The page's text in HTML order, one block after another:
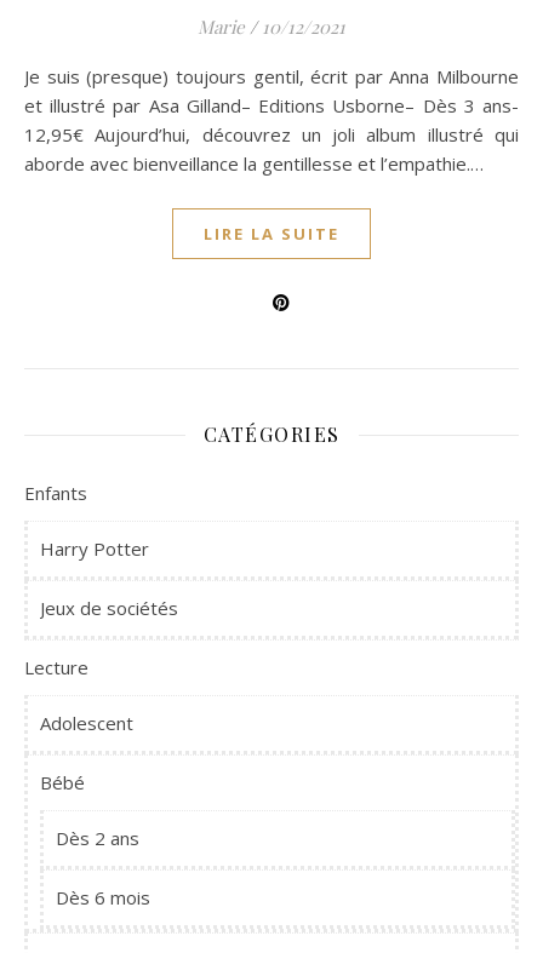
Marie / 10/12/2021
Je suis (presque) toujours gentil, écrit par Anna Milbourne
et illustré par Asa Gilland– Editions Usborne– Dès 3 ans-
12,95€ Aujourd’hui, découvrez un joli album illustré qui
aborde avec bienveillance la gentillesse et l’empathie.…
LIRE LA SUITE
CATÉGORIES
Enfants
Harry Potter
Jeux de sociétés
Lecture
Adolescent
Bébé
Dès 2 ans
Dès 6 mois